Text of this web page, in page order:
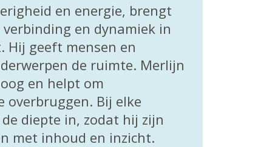
en energie, brengt
en dynamiek in
Hij geeft mensen en
de ruimte. Merlijn
en helpt om
overbruggen. Bij elke
diepte in, zodat hij zijn
met inhoud en inzicht.